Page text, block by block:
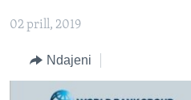
tek
BOTA
MJEDISI
KULTURË
FOLLOW US
02 prill, 2019
Ndajeni